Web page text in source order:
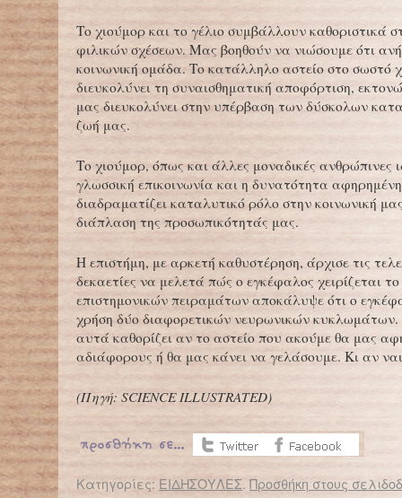
Το χιούμορ και το γέλιο συμβάλλουν καθοριστικά
φιλικών σχέσεων. Μας βοηθούν να νιώσουμε ότι
κοινωνική ομάδα. Το κατάλληλο αστείο στο σωστό
διευκολύνει τη συναισθηματική αποφόρτιση,
μας διευκολύνει στην υπέρβαση των δύσκολων
ζωή μας.
Το χιούμορ, όπως και άλλες μοναδικές ανθρώπινες
γλωσσική επικοινωνία και η δυνατότητα
διαδραματίζει καταλυτικό ρόλο στην κοινωνική
διάπλαση της προσωπικότητάς μας.
Η επιστήμη, με αρκετή καθυστέρηση, άρχισε τις
δεκαετίες να μελετά πώς ο εγκέφαλος χειρίζεται
επιστημονικών πειραμάτων αποκάλυψε ότι ο
χρήση δύο διαφορετικών νευρωνικών
αυτά καθορίζει αν το αστείο που ακούμε θα μας
αδιάφορους ή θα μας κάνει να γελάσουμε. Κι αν
(Πηγή: SCIENCE ILLUSTRATED)
Κατηγορίες: ΕΙΔΗΣΟΥΛΕΣ. Προσθήκη στους